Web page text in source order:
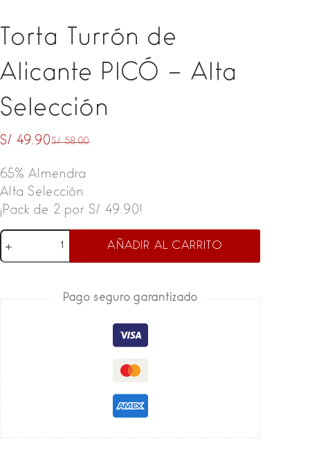
Torta Turrón de
Alicante PICÓ – Alta
Selección
S/58.00
precio
original
era:
S/ 49.90
precio
actual
es:
65% Almendra
Alta Selección
¡Pack de 2 por S/ 49.90!
Torta
PICÓ
-
Alta
Selección
cantidad
AÑADIR AL CARRITO
Pago seguro garantizado